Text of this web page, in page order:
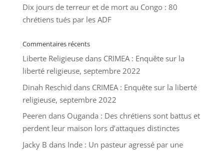
Dix jours de terreur et de mort au Congo : 80
chrétiens tués par les ADF
Commentaires récents
Liberte Religieusedans CRIMEA : Enquête sur la
liberté religieuse, septembre 2022
Dinah Reschid dans CRIMEA : Enquête sur la liberté
religieuse, septembre 2022
Peeren dans Ouganda : Des chrétiens sont battus et
perdent leur maison lors d’attaques distinctes
Jacky B dans Inde : Un pasteur agressé par une